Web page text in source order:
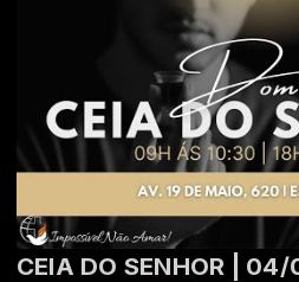
CEIA DO SENHOR |